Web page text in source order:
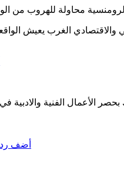
الأعمال الفنية
أضف ردا